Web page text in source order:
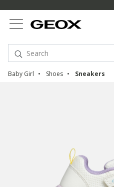
Baby Girl Shoes Sneakers